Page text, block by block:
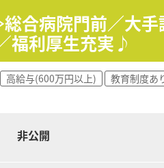
合病院門前／大
福利厚生充実♪
高給与(600万円以上) 教育制度あ
非公開